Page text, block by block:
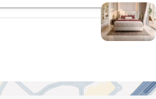
ما نقوم به، ومصالح عملائنا تأتي
نقدمها كل يوم.